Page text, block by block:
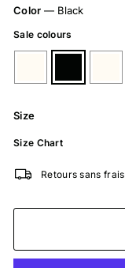
Color — Black
Sale colours
Size
Size Chart
Retours sans frais